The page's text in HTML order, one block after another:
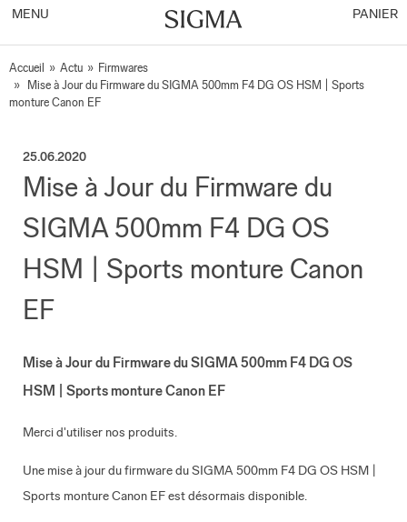
MENU PANIER
Accueil » Actu » Firmwares
»
Mise à Jour du Firmware du SIGMA 500mm F4 DG OS HSM | Sports
monture Canon EF
25.06.2020
Mise à Jour du Firmware du
SIGMA 500mm F4 DG OS
HSM | Sports monture Canon
EF
Mise à Jour du Firmware du SIGMA 500mm F4 DG OS
HSM | Sports monture Canon EF
Merci d'utiliser nos produits.
Une mise à jour du firmware du SIGMA 500mm F4 DG OS HSM |
Sports monture Canon EF est désormais disponible.